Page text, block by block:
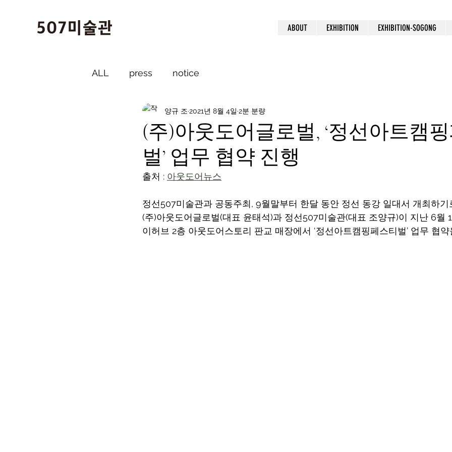
ABOUT EXHIBITION EXHIBITION-SOGONG
ALL press notice
(주)아웃도어글로벌, ‘정선아트캠
벌’ 업무 협약 진행
양규 조 2021년 8월 4일 2분 분량
출처 : 아웃도어뉴스
정선507미술관과 공동주최, 9월말부터 한달 동안 정선 동강 일대서 개최하기
(주)아웃도어글로벌(대표 윤태석)과 정선507미술관(대표 조양규)이 지난 6월
이허브 2층 아웃도어스토리 판교 매장에서 ‘정선아트캠핑페스티벌’ 업무 협